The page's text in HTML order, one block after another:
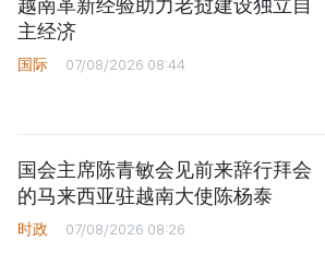
越南革新经验助力老挝建设独立自
主经济
国际 07/08/2026 08:44
国会主席陈青敏会见前来辞行拜会
的马来西亚驻越南大使陈杨泰
时政 07/08/2026 08:26